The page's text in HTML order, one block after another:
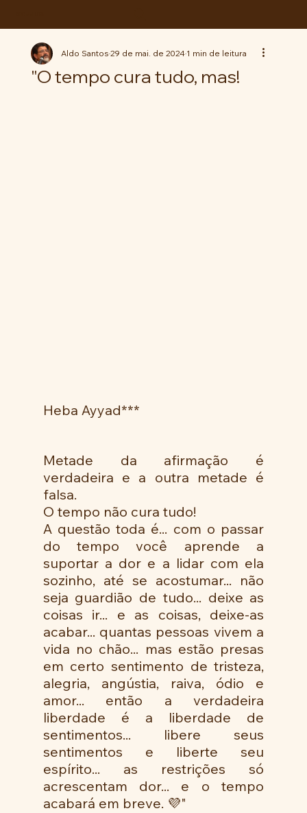
"O tempo cura tudo, mas!
Aldo Santos29 de mai. de 20241 min de leitura
Heba Ayyad***
Metade da afirmação é
verdadeira e a outra metade é
falsa.
O tempo não cura tudo!
A questão toda é... com o passar
do tempo você aprende a
suportar a dor e a lidar com ela
sozinho, até se acostumar... não
seja guardião de tudo... deixe as
coisas ir... e as coisas, deixe-as
acabar... quantas pessoas vivem a
vida no chão... mas estão presas
em certo sentimento de tristeza,
alegria, angústia, raiva, ódio e
amor... então a verdadeira
liberdade é a liberdade de
sentimentos... libere seus
sentimentos e liberte seu
espírito... as restrições só
acrescentam dor... e o tempo
acabará em breve. 💜"